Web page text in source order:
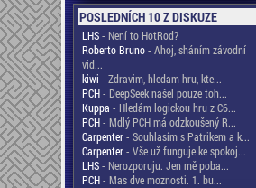
POSLEDNÍCH 10 Z DISKUZE
LHS- Není to HotRod?
Roberto Bruno- Ahoj, sháním závodní
vid...
kiwi - Zdravim, hledam hru, kte...
PCH- DeepSeek našel pouze toh...
Kuppa - Hledám logickou hru z C6...
PCH- Mdlý PCH má odzkoušený R...
Carpenter- Souhlasím s Patrikem a k...
Carpenter- Vše už funguje ke spokoj...
LHS- Nerozporuju. Jen mě poba...
PCH- Mas dve moznosti. 1. bu...